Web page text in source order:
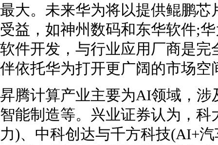
最大。未来华为将以提供鲲鹏
受益，如神州数码和东华软件;
软件开发，与行业应用厂商是
伴依托华为打开更广阔的市场
昇腾计算产业主要为AI领域，
智能制造等。兴业证券认为，
力)、中科创达与千方科技(AI+